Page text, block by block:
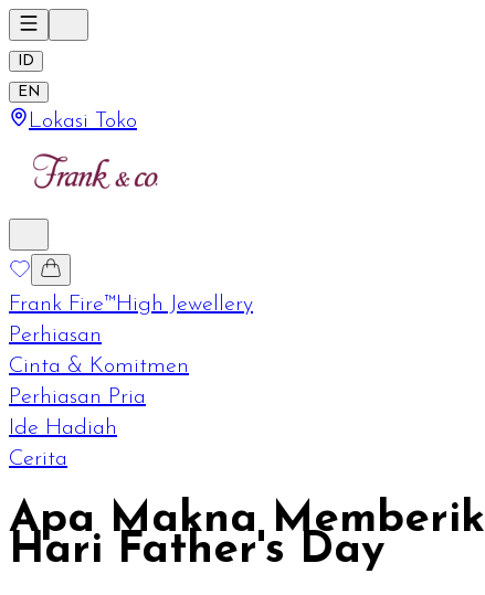
ID
EN
Lokasi Toko
Frank Fire™High Jewellery
Perhiasan
Cinta & Komitmen
Perhiasan Pria
Ide Hadiah
Cerita
Apa Makna
Hari Father's Day